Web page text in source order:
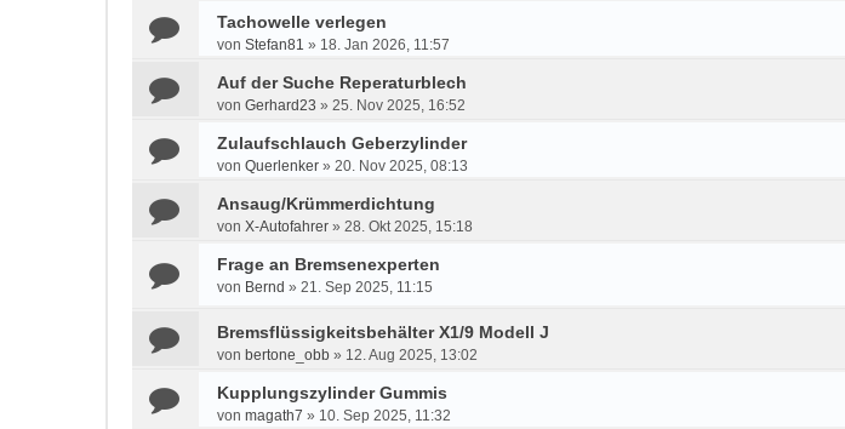
Tachowelle verlegen
von Stefan81 » 18. Jan 2026, 11:57
Auf der Suche Reperaturblech
von Gerhard23 » 25. Nov 2025, 16:52
Zulaufschlauch Geberzylinder
von Querlenker » 20. Nov 2025, 08:13
Ansaug/Krümmerdichtung
von X-Autofahrer » 28. Okt 2025, 15:18
Frage an Bremsenexperten
von Bernd » 21. Sep 2025, 11:15
Bremsflüssigkeitsbehälter X1/9 Modell J
von bertone_obb » 12. Aug 2025, 13:02
Kupplungszylinder Gummis
von magath7 » 10. Sep 2025, 11:32